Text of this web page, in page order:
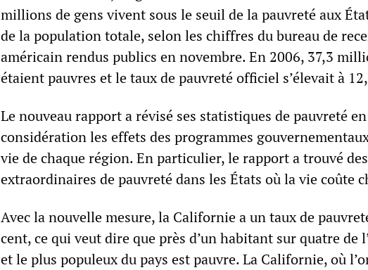
millions de gens vivent sous le seuil de la pauvreté aux
de la population totale, selon les chiffres du bureau de
américain rendus publics en novembre. En 2006, 37,3
étaient pauvres et le taux de pauvreté officiel s’élevait à
Le nouveau rapport a révisé ses statistiques de pauvreté
considération les effets des programmes
vie de chaque région. En particulier, le rapport a trouvé
extraordinaires de pauvreté dans les États où la vie coûte
Avec la nouvelle mesure, la Californie a un taux de
cent, ce qui veut dire que près d’un habitant sur quatre de
et le plus populeux du pays est pauvre. La Californie, où